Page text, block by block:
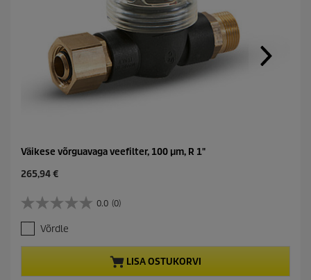
Väikese võrguavaga veefilter, 100 μm, R 1"
C
r
e
n
t
r
265,94 €
0.0 (0)
0
.
0
/
Võrdle
LISA OSTUKORVI